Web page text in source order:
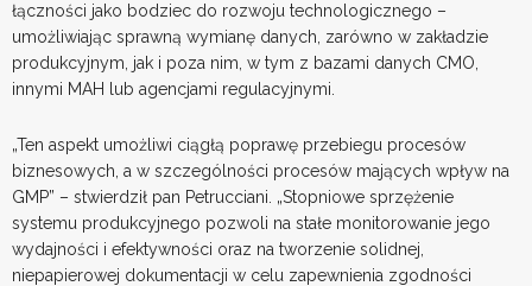
łączności jako bodziec do rozwoju technologicznego –
umożliwiając sprawną wymianę danych, zarówno w zakładzie
produkcyjnym, jak i poza nim, w tym z bazami danych CMO,
innymi MAH lub agencjami regulacyjnymi.
„Ten aspekt umożliwi ciągłą poprawę przebiegu procesów
biznesowych, a w szczególności procesów mających wpływ na
GMP” – stwierdził pan Petrucciani. „Stopniowe sprzężenie
systemu produkcyjnego pozwoli na stałe monitorowanie jego
wydajności i efektywności oraz na tworzenie solidnej,
niepapierowej dokumentacji w celu zapewnienia zgodności